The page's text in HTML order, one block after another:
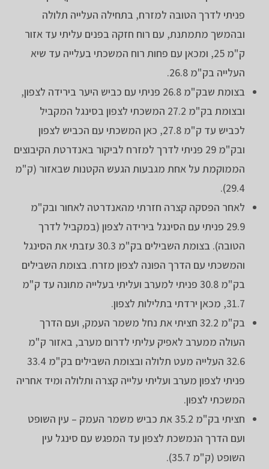
פניתי לדרך הטובה למזרח, בתחילה העלייה תלולה
ובהמשך מתמתנת, עם רוח חזקה בפנים עליתי עד אזור
ק"מ 25, ומכאן עם פחות רוח המשכתי בעלייה עד שיא
העלייה בק"מ 26.8.
בצומת שבק"מ 26.8 פניתי עם כביש היער בירידה לצפון,
ובצומת בק"מ 27.2 המשכתי לצפון בסינגל המקביל
לכביש עד ק"מ 27.8, כאן המשכתי עם הכביש לצפון
ובק"מ 29 פניתי לדרך למזרח לביקור באנדרטת הקיבוצים
הממוקמת על אחת מגבעות הגעש הקטנות שבאזור (ק"מ
29.4).
לאחר הפסקה קצרה חזרתי מהאנדרטה לאחור ובק"מ
29.9 פניתי עם הסינגל בירידה לצפון (במקביל לדרך
הטובה). בצומת השבילים בק"מ 30.3 עזבתי את הסינגל
והמשכתי עם הדרך הפונה לצפון מזרח. בצומת השבילים
בק"מ 30.8 פניתי למערב ועליתי בעלייה מתונה עד ק"מ
31.7, מכאן ירדתי בתלילות לצפון.
בק"מ 32.2 חציתי את נחל משמר העמק, ועם הדרך
העולה ממערב לאפיק עליתי לדרום מערב, באזור ק"מ
32.6 העלייה מעט תלולה ובצומת השבילים בק"מ 33.4
פניתי לצפון מערב ועליתי עלייה קצרה ותלולה ומיד אחריה
המשכתי לצפון.
חציתי בק"מ 35.2 את כביש משמר העמק – עין השופט
ועם הדרך הנמשכת לצפון עד המפגש עם סינגל עין
השופט (ק"מ 35.7).